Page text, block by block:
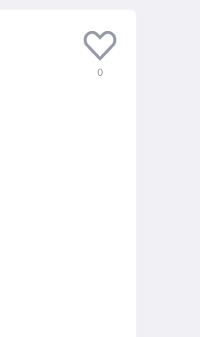
0